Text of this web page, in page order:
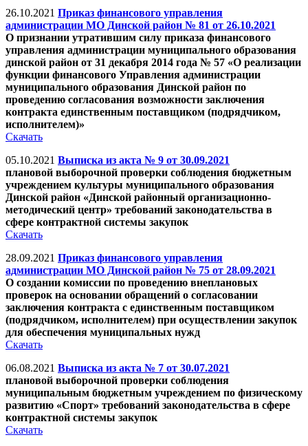
26.10.2021 Приказ финансового управления
администрации МО Динской район № 81 от 26.10.2021
О признании утратившим силу приказа финансового
управления администрации муниципального образования
динской район от 31 декабря 2014 года № 57 «О реализации
функции финансового Управления администрации
муниципального образования Динской район по
проведению согласования возможности заключения
контракта единственным поставщиком (подрядчиком,
исполнителем)»
Скачать
05.10.2021 Выписка из акта № 9 от 30.09.2021
плановой выборочной проверки соблюдения бюджетным
учреждением культуры муниципального образования
Динской район «Динской районный организационно-
методический центр» требований законодательства в
сфере контрактной системы закупок
Скачать
28.09.2021 Приказ финансового управления
администрации МО Динской район № 75 от 28.09.2021
О создании комиссии по проведению внеплановых
проверок на основании обращений о согласовании
заключения контракта с единственным поставщиком
(подрядчиком, исполнителем) при осуществлении закупок
для обеспечения муниципальных нужд
Скачать
06.08.2021 Выписка из акта № 7 от 30.07.2021
плановой выборочной проверки соблюдения
муниципальным бюджетным учреждением по физическому
развитию «Спорт» требований законодательства в сфере
контрактной системы закупок
Скачать